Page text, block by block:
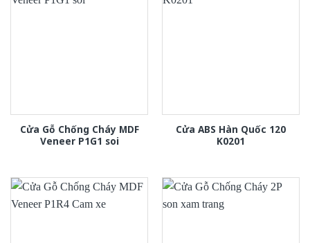
Cửa Gỗ Chống Cháy MDF
Veneer P1G1 soi
Cửa ABS Hàn Quốc 120
K0201